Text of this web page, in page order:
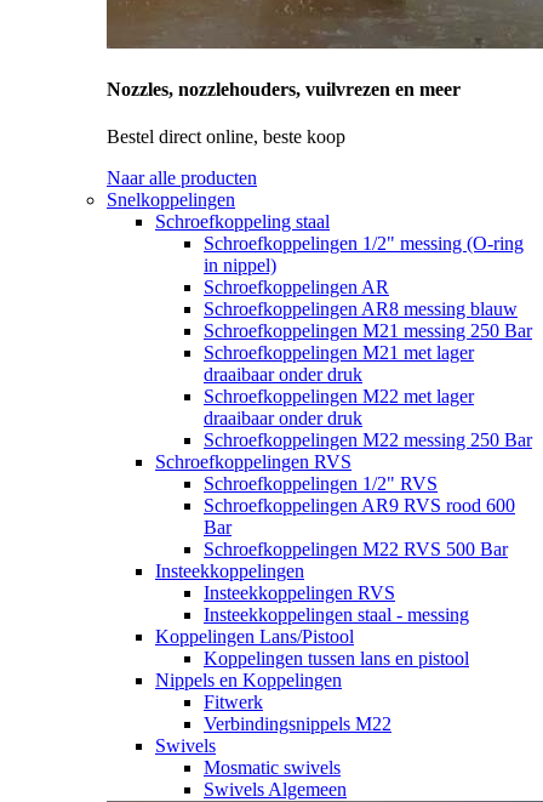
Nozzles, nozzlehouders, vuilvrezen en meer
Bestel direct online, beste koop
Naar alle producten
Snelkoppelingen
Schroefkoppeling staal
Schroefkoppelingen 1/2" messing (O-ring
in nippel)
Schroefkoppelingen AR
Schroefkoppelingen AR8 messing blauw
Schroefkoppelingen M21 messing 250 Bar
Schroefkoppelingen M21 met lager
draaibaar onder druk
Schroefkoppelingen M22 met lager
draaibaar onder druk
Schroefkoppelingen M22 messing 250 Bar
Schroefkoppelingen RVS
Schroefkoppelingen 1/2" RVS
Schroefkoppelingen AR9 RVS rood 600
Bar
Schroefkoppelingen M22 RVS 500 Bar
Insteekkoppelingen
Insteekkoppelingen RVS
Insteekkoppelingen staal - messing
Koppelingen Lans/Pistool
Koppelingen tussen lans en pistool
Nippels en Koppelingen
Fitwerk
Verbindingsnippels M22
Swivels
Mosmatic swivels
Swivels Algemeen